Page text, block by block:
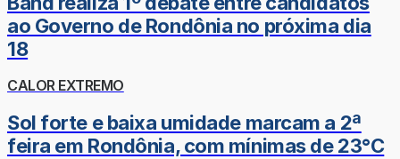
ao Governo de Rondônia no próxima dia
18
CALOR EXTREMO
Sol forte e baixa umidade marcam a 2ª
feira em Rondônia, com mínimas de 23°C